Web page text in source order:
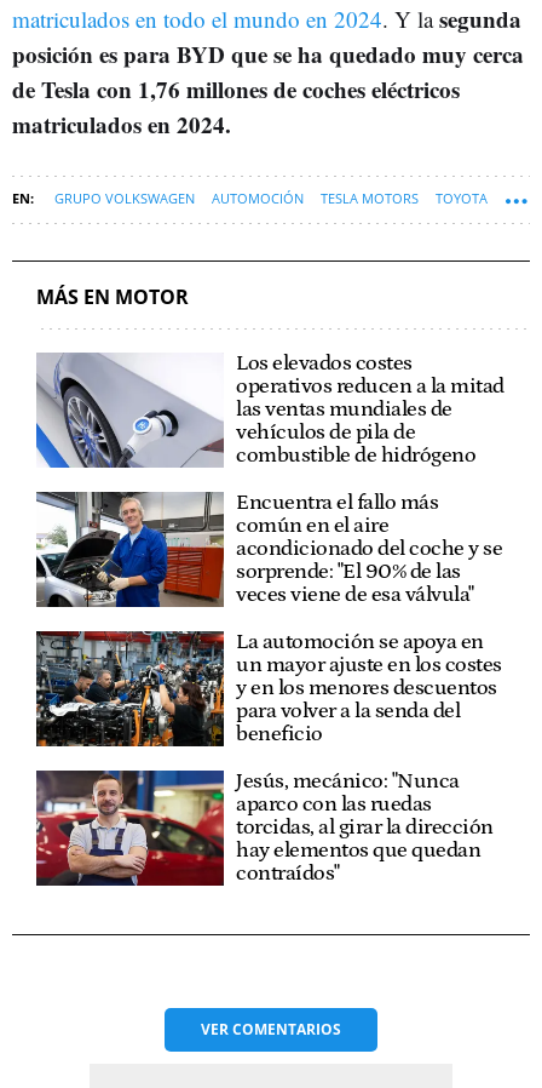
matriculados en todo el mundo en 2024. Y lasegunda
posición es para BYD que se ha quedado muy cerca
de Tesla con 1,76 millones de coches eléctricos
matriculados en 2024.
GRUPO VOLKSWAGEN AUTOMOCIÓN TESLA MOTORS TOYOTA
MÁS EN MOTOR
Los elevados costes
operativos reducen a la mitad
las ventas mundiales de
vehículos de pila de
combustible de hidrógeno
Encuentra el fallo más
común en el aire
acondicionado del coche y se
sorprende: "El 90% de las
veces viene de esa válvula"
La automoción se apoya en
un mayor ajuste en los costes
y en los menores descuentos
para volver a la senda del
beneficio
Jesús, mecánico: "Nunca
aparco con las ruedas
torcidas, al girar la dirección
hay elementos que quedan
contraídos"
VERCOMENTARIOS